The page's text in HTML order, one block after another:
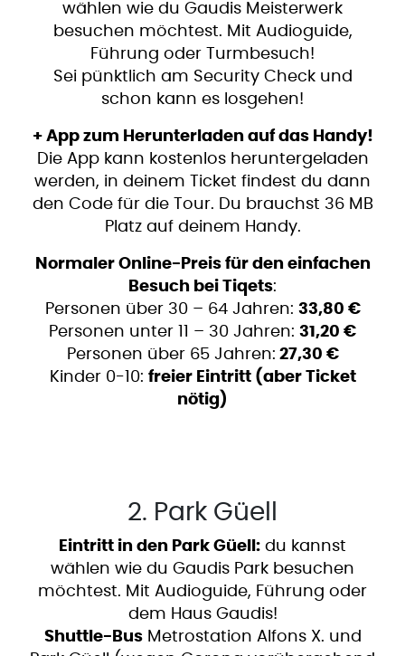
wählen wie du Gaudis Meisterwerk
besuchen möchtest. Mit Audioguide,
Führung oder Turmbesuch!
Sei pünktlich am Security Check und
schon kann es losgehen!
+ App zum Herunterladen auf das Handy!
Die App kann kostenlos heruntergeladen
werden, in deinem Ticket findest du dann
den Code für die Tour. Du brauchst 36 MB
Platz auf deinem Handy.
Normaler Online-Preis für den einfachen
Besuch bei Tiqets:
Personen über 30 – 64 Jahren: 33,80 €
Personen unter 11 – 30 Jahren: 31,20 €
Personen über 65 Jahren: 27,30 €
Kinder 0-10: freier Eintritt (aber Ticket
nötig)
2. Park Güell
Eintritt in den Park Güell: du kannst
wählen wie du Gaudis Park besuchen
möchtest. Mit Audioguide, Führung oder
dem Haus Gaudis!
Shuttle-BusMetrostation Alfons X. und